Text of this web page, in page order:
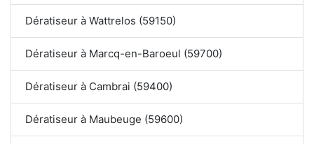
Dératiseur à Wattrelos (59150)
Dératiseur à Marcq-en-Baroeul (59700)
Dératiseur à Cambrai (59400)
Dératiseur à Maubeuge (59600)